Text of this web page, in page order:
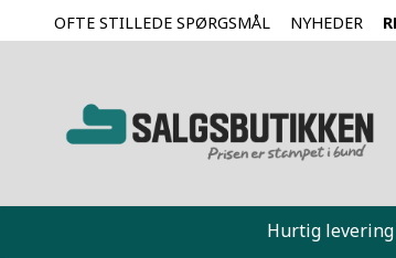
OFTE STILLEDE SPØRGSMÅL NYHEDER
Hurtig levering